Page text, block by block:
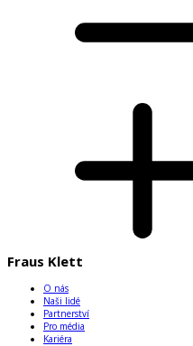
Fraus Klett
O nás
Naši lidé
Partnerství
Pro média
Kariéra